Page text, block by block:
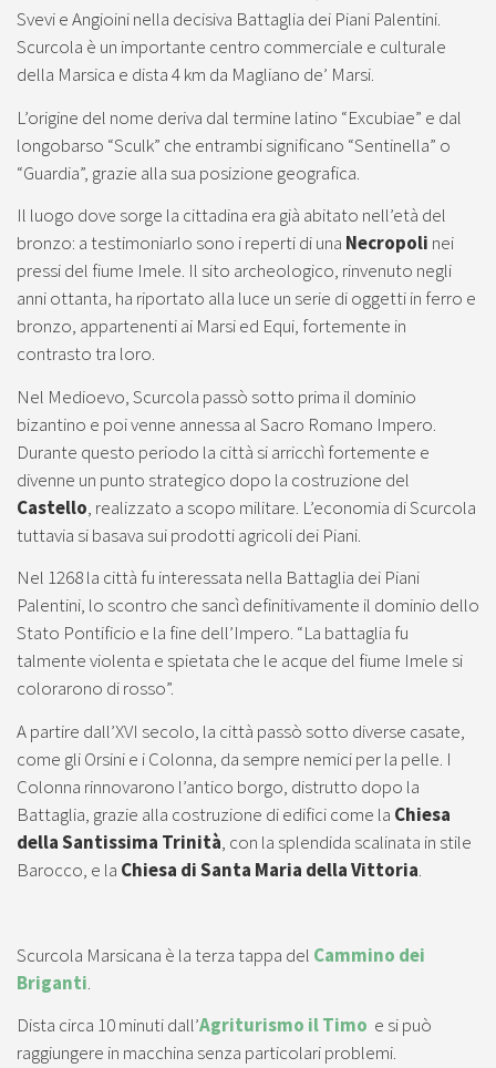
Svevi e Angioini nella decisiva Battaglia dei Piani Palentini.
Scurcola è un importante centro commerciale e culturale
della Marsica e dista 4 km da Magliano de’ Marsi.
L’origine del nome deriva dal termine latino “Excubiae” e dal
longobarso “Sculk” che entrambi significano “Sentinella” o
“Guardia”, grazie alla sua posizione geografica.
Il luogo dove sorge la cittadina era già abitato nell’età del
bronzo: a testimoniarlo sono i reperti di una Necropoli nei
pressi del fiume Imele. Il sito archeologico, rinvenuto negli
anni ottanta, ha riportato alla luce un serie di oggetti in ferro e
bronzo, appartenenti ai Marsi ed Equi, fortemente in
contrasto tra loro.
Nel Medioevo, Scurcola passò sotto prima il dominio
bizantino e poi venne annessa al Sacro Romano Impero.
Durante questo periodo la città si arricchì fortemente e
divenne un punto strategico dopo la costruzione del
Castello, realizzato a scopo militare. L’economia di Scurcola
tuttavia si basava sui prodotti agricoli dei Piani.
Nel 1268 la città fu interessata nella Battaglia dei Piani
Palentini, lo scontro che sancì definitivamente il dominio dello
Stato Pontificio e la fine dell’Impero. “La battaglia fu
talmente violenta e spietata che le acque del fiume Imele si
colorarono di rosso”.
A partire dall’XVI secolo, la città passò sotto diverse casate,
come gli Orsini e i Colonna, da sempre nemici per la pelle. I
Colonna rinnovarono l’antico borgo, distrutto dopo la
Battaglia, grazie alla costruzione di edifici come la Chiesa
della Santissima Trinità, con la splendida scalinata in stile
Barocco, e la Chiesa di Santa Maria della Vittoria.
Scurcola Marsicana è la terza tappa del Cammino dei
Briganti.
Dista circa 10 minuti dall’Agriturismo il Timo e si può
raggiungere in macchina senza particolari problemi.